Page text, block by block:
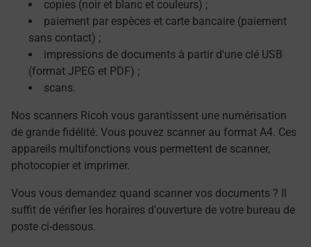
copies (noir et blanc et couleurs) ;
paiement par espèces et carte bancaire (paiement
sans contact) ;
impressions de documents à partir d'une clé USB
(format JPEG et PDF) ;
scans.
Nos scanners Ricoh vous garantissent une numérisation
de grande fidélité. Vous pouvez scanner au format A4. Ces
appareils multifonctions vous permettent de scanner,
photocopier et imprimer.
Vous vous demandez quand scanner vos documents ? Il
suffit de vérifier les horaires d'ouverture de votre bureau de
poste ci-dessous.